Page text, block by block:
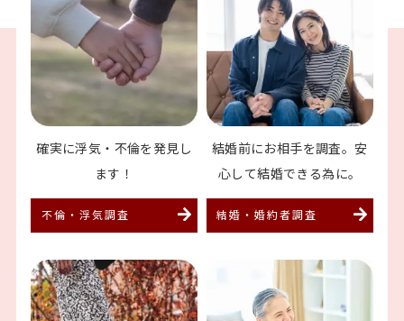
確実に浮気・不倫を発見し
ます！
不倫・浮気調査
結婚前にお相手を調査。安
心して結婚できる為に。
結婚・婚約者調査